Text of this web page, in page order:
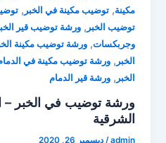
مكينة,توضيب مكينة في الخبر ,
توضيب الخبر ,ورشة توضيب قير
وجربكسات,ورشة توضيب مكينة
الخبر ,ورشة توضيب مكينة في
الخبر ,ورشة قير الدمام
ورشة توضيب في الخبر –
الشرقية
admin
/ديسمبر 26, 2020